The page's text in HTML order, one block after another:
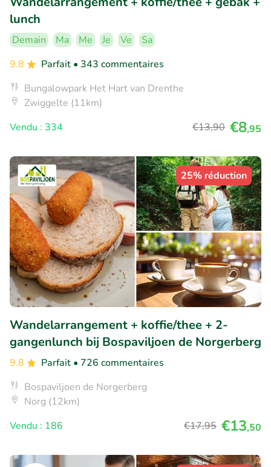
lunch
Demain Ma Me Je Ve
Sa
9.8
Parfait • 343 commentaires
Bungalowpark Het Hart van Drenthe
Zwiggelte (11km)
Vendu : 334
€13,90 €8,95
25% réduction
Wandelarrangement + koffie/thee + 2-
gangenlunch bij Bospaviljoen de Norgerberg
9.8 Parfait • 726 commentaires
Bospaviljoen de Norgerberg
Norg (12km)
Vendu : 186
€17,95 €13,50